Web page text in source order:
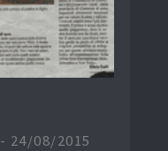
24/08/2015